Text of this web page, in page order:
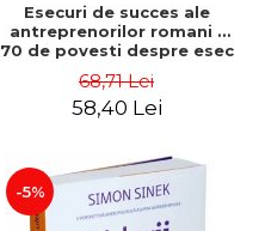
Esecuri de succes ale
antreprenorilor romani -
70 de povesti despre esec
68,71 Lei
58,40 Lei
-5%